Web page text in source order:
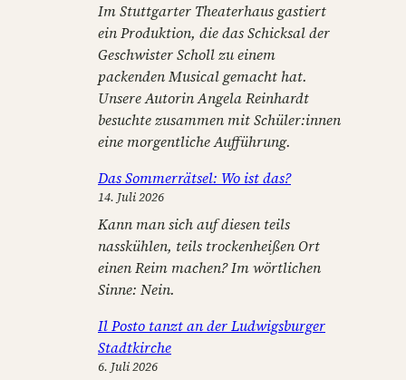
Im Stuttgarter Theaterhaus gastiert
ein Produktion, die das Schicksal der
Geschwister Scholl zu einem
packenden Musical gemacht hat.
Unsere Autorin Angela Reinhardt
besuchte zusammen mit Schüler:innen
eine morgentliche Aufführung.
Das Sommerrätsel: Wo ist das?
14. Juli 2026
Kann man sich auf diesen teils
nasskühlen, teils trockenheißen Ort
einen Reim machen? Im wörtlichen
Sinne: Nein.
Il Posto tanzt an der Ludwigsburger
Stadtkirche
6. Juli 2026